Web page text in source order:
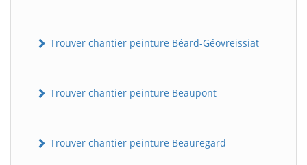
Trouver chantier peinture Béard-Géovreissiat
Trouver chantier peinture Beaupont
Trouver chantier peinture Beauregard